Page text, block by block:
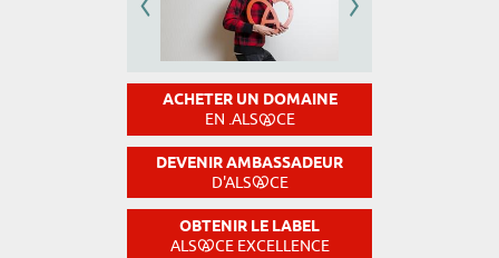
ACHETER UN DOMAINE
EN .ALS CE
DEVENIR AMBASSADEUR
D'ALS CE
OBTENIR LE LABEL
ALS CE EXCELLENCE